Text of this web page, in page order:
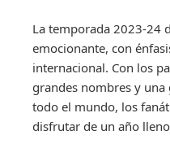
La temporada 2023-24
emocionante, con
internacional. Con los
grandes nombres y una
todo el mundo, los
disfrutar de un año